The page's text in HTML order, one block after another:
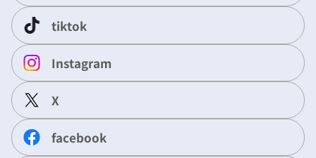
tiktok
Instagram
X
facebook